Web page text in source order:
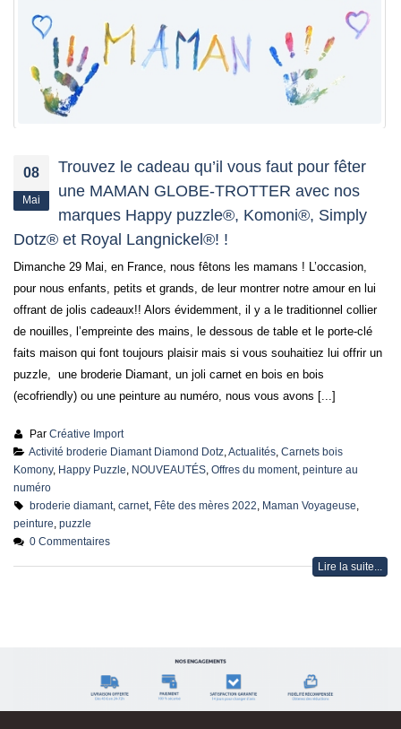
08
Mai
Trouvez le cadeau qu’il vous faut pour fêter
une MAMAN GLOBE-TROTTER avec nos
marques Happy puzzle®, Komoni®, Simply
Dotz® et Royal Langnickel®! !
Dimanche 29 Mai, en France, nous fêtons les mamans ! L’occasion,
pour nous enfants, petits et grands, de leur montrer notre amour en lui
offrant de jolis cadeaux!! Alors évidemment, il y a le traditionnel collier
de nouilles, l’empreinte des mains, le dessous de table et le porte-clé
faits maison qui font toujours plaisir mais si vous souhaitiez lui offrir un
puzzle, une broderie Diamant, un joli carnet en bois en bois
(ecofriendly) ou une peinture au numéro, nous vous avons [...]
Par Créative Import
Activité broderie Diamant Diamond Dotz,Actualités, Carnets bois
Komony, Happy Puzzle, NOUVEAUTÉS, Offres du moment, peinture au
numéro
broderie diamant, carnet, Fête des mères 2022, Maman Voyageuse,
peinture, puzzle
0 Commentaires
Lire la suite...